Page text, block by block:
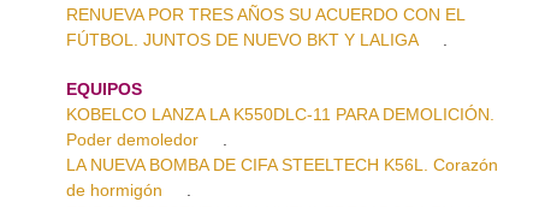
RENUEVA POR TRES AÑOS SU ACUERDO CON EL
FÚTBOL. JUNTOS DE NUEVO BKT Y LALIGA
EQUIPOS
KOBELCO LANZA LA K550DLC-11 PARA DEMOLICIÓN.
Poder demoledor
LA NUEVA BOMBA DE CIFA STEELTECH K56L. Corazón
de hormigón